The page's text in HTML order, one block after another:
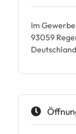
Im
93059
Deutschland